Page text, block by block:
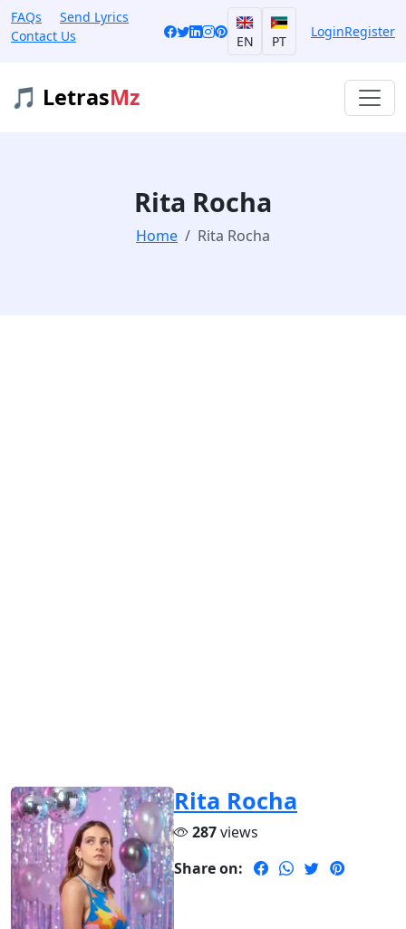
FAQs
Send Lyrics
Contact Us
EN PT
LoginRegister
🎵 LetrasMz
Rita Rocha
Home Rita Rocha
Rita Rocha
287views
Share on: